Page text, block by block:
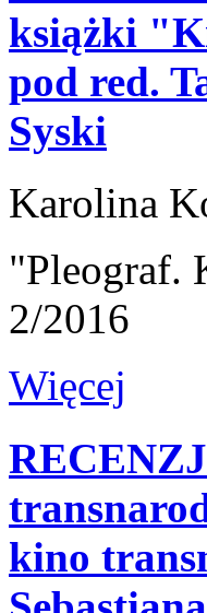
książki
pod red.
Syski
Karolina
"Pleograf.
2/2016
Więcej
kino